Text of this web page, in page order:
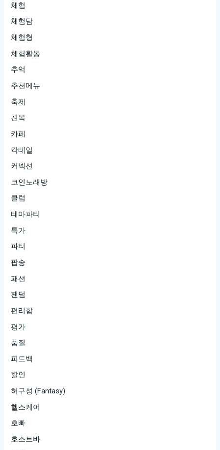
체험
체험담
체험형
체험활동
추억
추천메뉴
축제
친목
카페
칵테일
커넥션
코인노래방
클럽
테마파티
특가
파티
팝송
패션
팬덤
편리함
평가
품질
피드백
할인
허구성 (Fantasy)
헬스케어
호빠
호스트바